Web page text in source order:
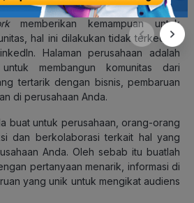
komunitas
memberikan kemampuan untuk
hal ini dilakukan tidak terkecuali
Halaman perusahaan adalah
membangun komunitas dari
tertarik dengan bisnis, pembaruan
di perusahaan Anda.
buat untuk perusahaan, orang-orang
dan berkolaborasi terkait hal yang
Anda. Oleh sebab itu buatlah
pertanyaan menarik, informasi di
yang unik untuk mengikat audiens